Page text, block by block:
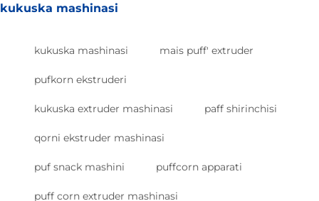
kukuska mashinasi
kukuska mashinasi mais puff' extruder
pufkorn ekstruderi
kukuska extruder mashinasi paff shirinchisi
qorni ekstruder mashinasi
puf snack mashini puffcorn apparati
puff corn extruder mashinasi